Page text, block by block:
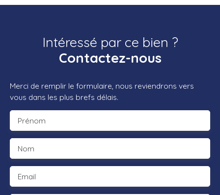
Intéressé par ce bien ?
Contactez-nous
Merci de remplir le formulaire, nous reviendrons vers
vous dans les plus brefs délais.
Prénom
Nom
Email